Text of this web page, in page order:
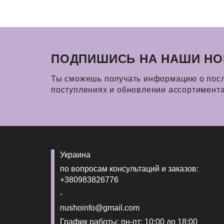
ПОДПИШИСЬ НА НАШИ
Ты сможешь получать информацию о
поступлениях и обновлении ассортимента
Украина
по вопросам консультаций и заказов:
+380983826776
-
nushoinfo@gmail.com
График работы: пн-пт: 10:00 до 18:00